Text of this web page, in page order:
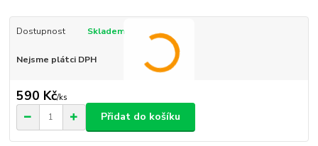
Dostupnost Skladem
Nejsme plátci DPH
590 Kč/ks
Přidat do košíku